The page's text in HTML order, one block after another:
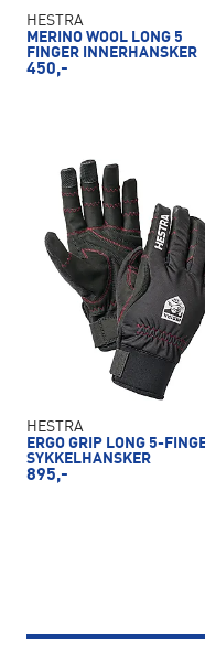
HESTRA
MERINO WOOL LONG 5
FINGER INNERHANSKER
450,-
HESTRA
ERGO GRIP LONG 5-
SYKKELHANSKER
895,-